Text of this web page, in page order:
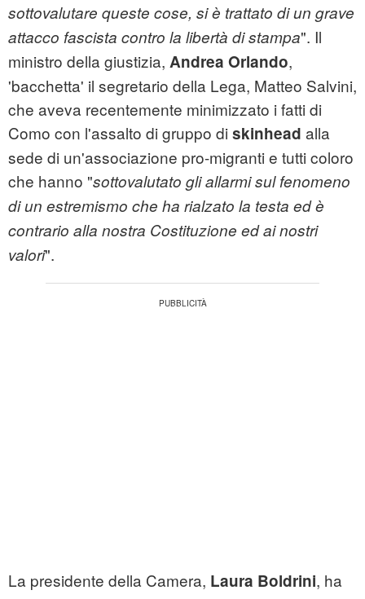
sottovalutare queste cose, si è trattato di un grave
attacco fascista contro la libertà di stampa". Il
ministro della giustizia, Andrea Orlando,
'bacchetta' il segretario della Lega, Matteo Salvini,
che aveva recentemente minimizzato i fatti di
Como con l'assalto di gruppo di skinhead alla
sede di un'associazione pro-migranti e tutti coloro
che hanno "sottovalutato gli allarmi sul fenomeno
di un estremismo che ha rialzato la testa ed è
contrario alla nostra Costituzione ed ai nostri
valori".
La presidente della Camera, Laura Boldrini, ha